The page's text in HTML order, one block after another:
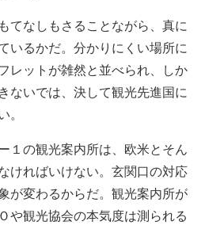
てなしもさることながら、真に
いるかだ。分かりにくい場所に
レットが雑然と並べられ、しか
ないでは、決して観光先進国に
。
１の観光案内所は、欧米とそん
ければいけない。玄関口の対応
が変わるからだ。観光案内所が
や観光協会の本気度は測られる